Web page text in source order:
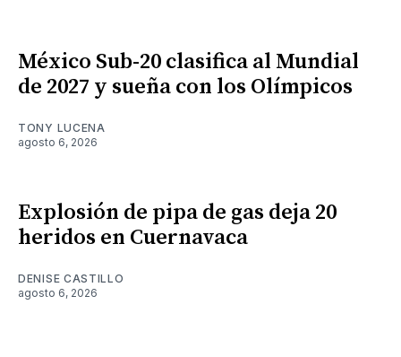
México Sub-20 clasifica al Mundial
de 2027 y sueña con los Olímpicos
TONY LUCENA
agosto 6, 2026
Explosión de pipa de gas deja 20
heridos en Cuernavaca
DENISE CASTILLO
agosto 6, 2026